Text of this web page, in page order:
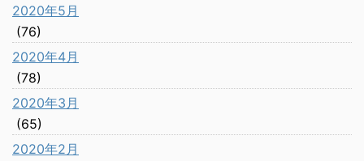
2020年5月
(76)
2020年4月
(78)
2020年3月
(65)
2020年2月